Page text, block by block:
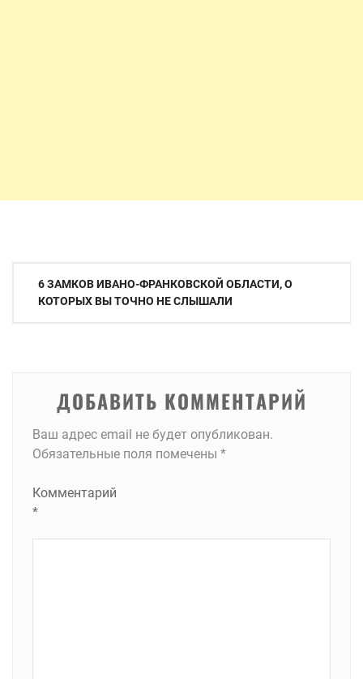
Навигация
6 ЗАМКОВ ИВАНО-ФРАНКОВСКОЙ ОБЛАСТИ, О
КОТОРЫХ ВЫ ТОЧНО НЕ СЛЫШАЛИ
ДОБАВИТЬ КОММЕНТАРИЙ
Ваш адрес email не будет опубликован.
Обязательные поля помечены *
Комментарий
*